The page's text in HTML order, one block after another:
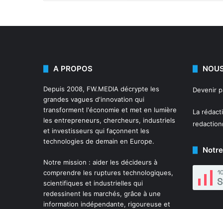
A PROPOS
Depuis 2008, FW.MEDIA décrypte les
grandes vagues d'innovation qui
transforment l'économie et met en lumière
les entrepreneurs, chercheurs, industriels
et investisseurs qui façonnent les
technologies de demain en Europe.
Notre mission : aider les décideurs à
comprendre les ruptures technologiques,
scientifiques et industrielles qui
redessinent les marchés, grâce à une
information indépendante, rigoureuse et
Devenir
La